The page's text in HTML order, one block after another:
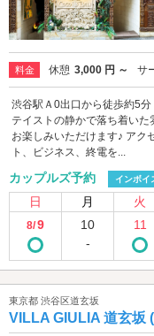
料金 休憩 3,000 円 ～ サ
渋谷駅Ａ0出口から徒歩約5
テイストの静かで落ち着い
お楽しみいただけます♪ アク
ト、ビジネス、終電を...
カップルズ予約 インボイ
日 月 火
8/9
10
-
11
東京都 渋谷区道玄坂
VILLA GIULIA 道玄坂